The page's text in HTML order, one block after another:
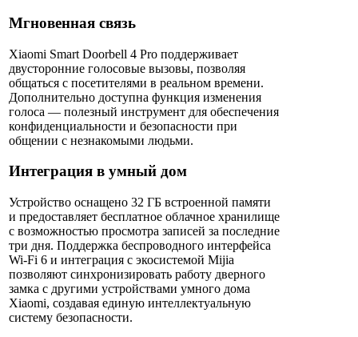
Мгновенная связь
Xiaomi Smart Doorbell 4 Pro поддерживает
двусторонние голосовые вызовы, позволяя
общаться с посетителями в реальном времени.
Дополнительно доступна функция изменения
голоса — полезный инструмент для обеспечения
конфиденциальности и безопасности при
общении с незнакомыми людьми.
Интеграция в умный дом
Устройство оснащено 32 ГБ встроенной памяти
и предоставляет бесплатное облачное хранилище
с возможностью просмотра записей за последние
три дня. Поддержка беспроводного интерфейса
Wi-Fi 6 и интеграция с экосистемой Mijia
позволяют синхронизировать работу дверного
замка с другими устройствами умного дома
Xiaomi, создавая единую интеллектуальную
систему безопасности.